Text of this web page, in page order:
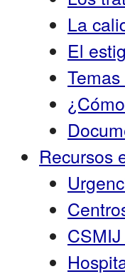
La
El
Recursos